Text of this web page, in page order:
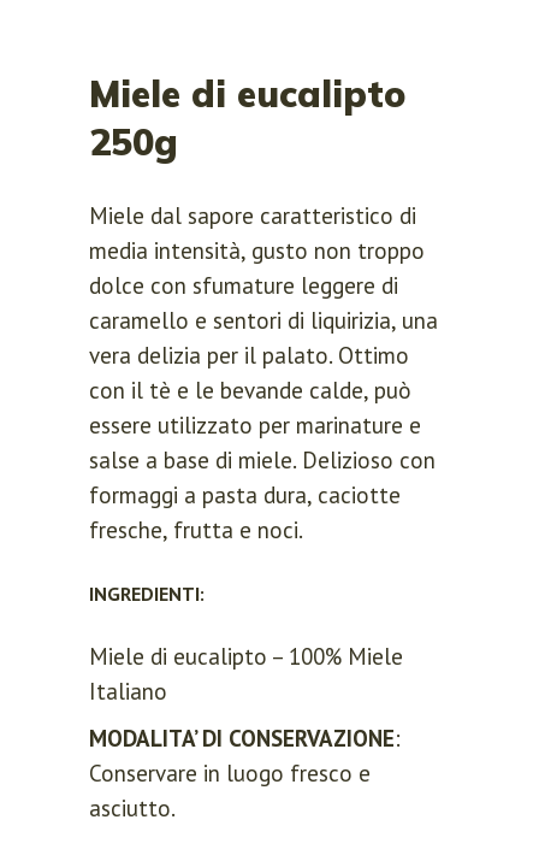
Miele di eucalipto
250g
Miele dal sapore caratteristico di
media intensità, gusto non troppo
dolce con sfumature leggere di
caramello e sentori di liquirizia, una
vera delizia per il palato. Ottimo
con il tè e le bevande calde, può
essere utilizzato per marinature e
salse a base di miele. Delizioso con
formaggi a pasta dura, caciotte
fresche, frutta e noci.
INGREDIENTI:
Miele di eucalipto – 100% Miele
Italiano
MODALITA’ DI CONSERVAZIONE:
Conservare in luogo fresco e
asciutto.